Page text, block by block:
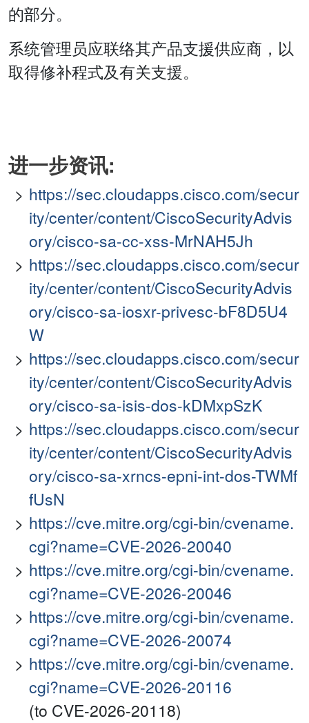
的部分。
系统管理员应联络其产品支援供应商，以
取得修补程式及有关支援。
进一步资讯:
https://sec.cloudapps.cisco.com/secur
ity/center/content/CiscoSecurityAdvis
ory/cisco-sa-cc-xss-MrNAH5Jh
https://sec.cloudapps.cisco.com/secur
ity/center/content/CiscoSecurityAdvis
ory/cisco-sa-iosxr-privesc-bF8D5U4
W
https://sec.cloudapps.cisco.com/secur
ity/center/content/CiscoSecurityAdvis
ory/cisco-sa-isis-dos-kDMxpSzK
https://sec.cloudapps.cisco.com/secur
ity/center/content/CiscoSecurityAdvis
ory/cisco-sa-xrncs-epni-int-dos-TWMf
fUsN
https://cve.mitre.org/cgi-bin/cvename.
cgi?name=CVE-2026-20040
https://cve.mitre.org/cgi-bin/cvename.
cgi?name=CVE-2026-20046
https://cve.mitre.org/cgi-bin/cvename.
cgi?name=CVE-2026-20074
https://cve.mitre.org/cgi-bin/cvename.
cgi?name=CVE-2026-20116
(to CVE-2026-20118)